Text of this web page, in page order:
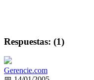
Respuestas: (1)
Gerencie.com